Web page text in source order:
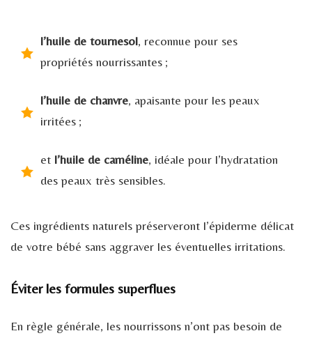
l’huile de tournesol, reconnue pour ses
propriétés nourrissantes ;
l’huile de chanvre, apaisante pour les peaux
irritées ;
et l’huile de caméline, idéale pour l’hydratation
des peaux très sensibles.
Ces ingrédients naturels préserveront l’épiderme délicat
de votre bébé sans aggraver les éventuelles irritations.
Éviter les formules superflues
En règle générale, les nourrissons n’ont pas besoin de